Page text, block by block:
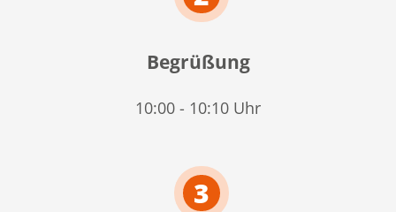
Begrüßung
10:00 - 10:10 Uhr
3